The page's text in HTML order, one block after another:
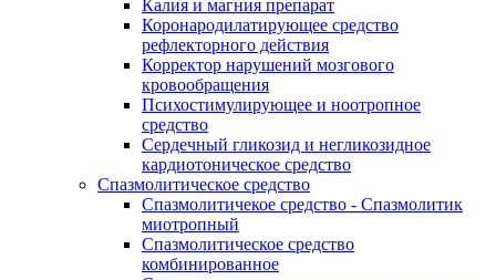
Калия и магния препарат
Коронародилатирующее средство
рефлекторного действия
Корректор нарушений мозгового
кровообращения
Психостимулирующее и ноотропное
средство
Сердечный гликозид и негликозидное
кардиотоническое средство
Спазмолитическое средство
Спазмолитичекое средство - Спазмолитик
миотропный
Спазмолитическое средство
комбинированное